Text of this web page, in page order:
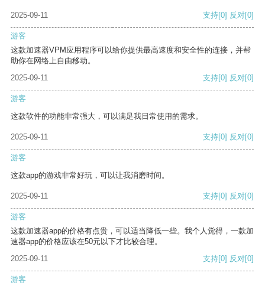
2025-09-11 支持[0] 反对[0]
游客
这款加速器VPM应用程序可以给你提供最高速度和安全性的连接，并帮
助你在网络上自由移动。
2025-09-11
支持[0] 反对[0]
游客
这款软件的功能非常强大，可以满足我日常使用的需求。
2025-09-11 支持[0] 反对[0]
游客
这款app的游戏非常好玩，可以让我消磨时间。
2025-09-11 支持[0] 反对[0]
游客
这款加速器app的价格有点贵，可以适当降低一些。我个人觉得，一款加
速器app的价格应该在50元以下才比较合理。
2025-09-11
支持[0] 反对[0]
游客